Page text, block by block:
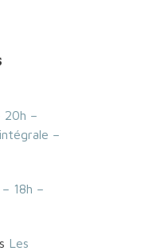
20h –
–
18h –
Les